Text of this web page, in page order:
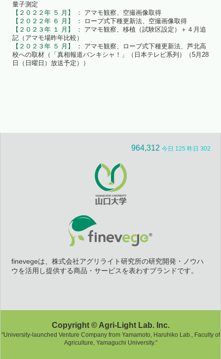
量子測定
【２０２２年 ５ 月】
： アマモ観察、空撮画像取得
【２０２２年 ６ 月】
： ロープ式下種更新法、空撮画像取得
【２０２３年 １ 月】
： アマモ観察、移植（試験区設定）＋４月追
記（アマモ場昨年比較）
【２０２３年 ５ 月】
： アマモ観察、ロープ式下種更新法、芦北高
校への取材（「真相報道バンキシャ！」（日本テレビ系列）（5月28
日（日曜日）放送予定））
964,312 今日 125 昨日 302
finevegeは、株式会社アグリライト研究所の研究開発・ノウハ
ウを活用し提供する商品・サービスを表わすブランドです。
Copyright © Agri-Light Lab. Inc.
"University-launched Venture Company from Yamamoto, Haruhiko Lab., Faculty of
Agriculture, Yamaguchi University."